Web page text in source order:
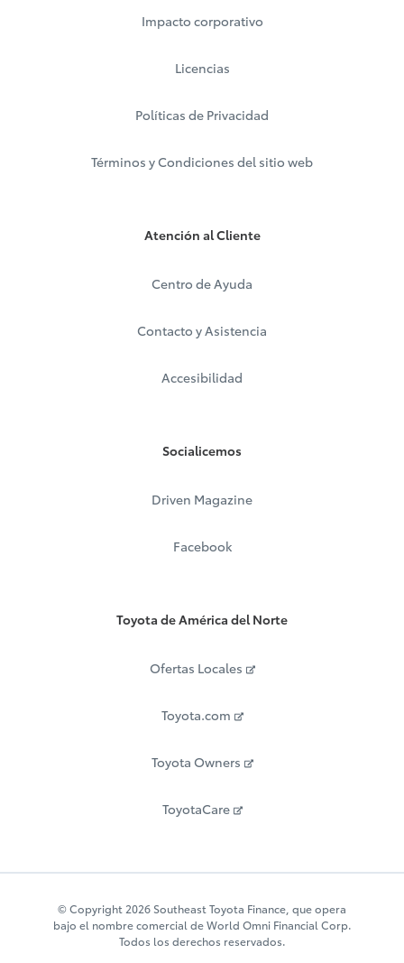
Impacto corporativo
Licencias
Políticas de Privacidad
Términos y Condiciones del sitio web
Atención al Cliente
Centro de Ayuda
Contacto y Asistencia
Accesibilidad
Socialicemos
Driven Magazine
Facebook
Toyota de América del Norte
Ofertas Locales
Toyota.com
Toyota Owners
ToyotaCare
© Copyright 2026 Southeast Toyota Finance, que opera
bajo el nombre comercial de World Omni Financial Corp.
Todos los derechos reservados.